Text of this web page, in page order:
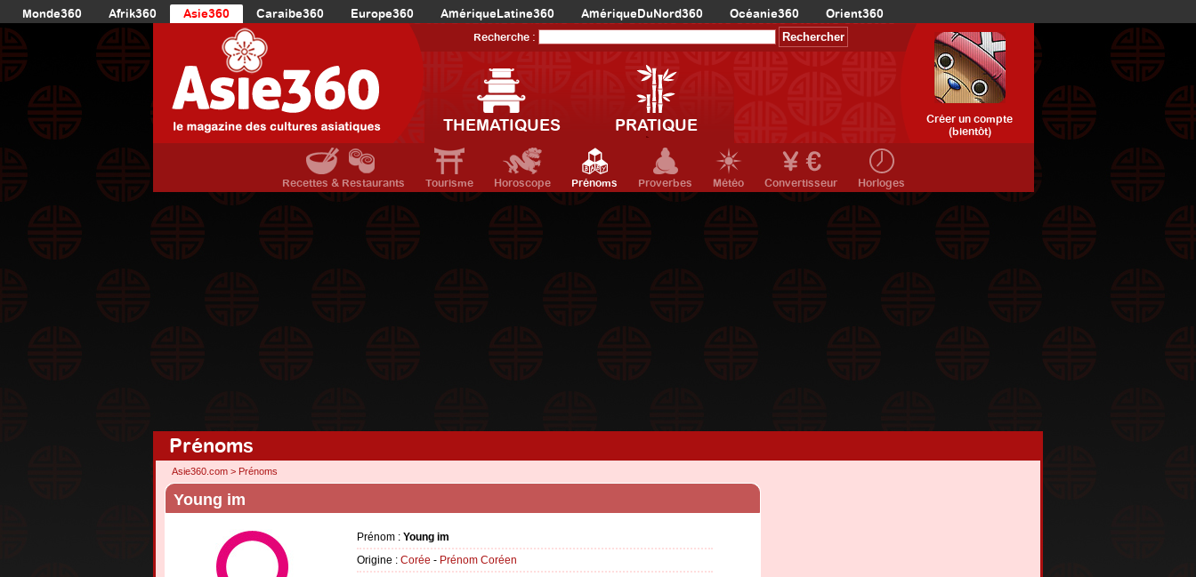
Monde360 Afrik360 Asie360 Caraibe360 Europe360 AmériqueLatine360 AmériqueDuNord360 Océanie360 Orient360
Recherche :
THEMATIQUES PRATIQUE
Créer un compte
(bientôt)
Recettes & Restaurants Tourisme Horoscope Prénoms Proverbes Météo Convertisseur Horloges
Prénoms
Asie360.com > Prénoms
Young im
Prénom : Young im
Origine : Corée - Prénom Coréen